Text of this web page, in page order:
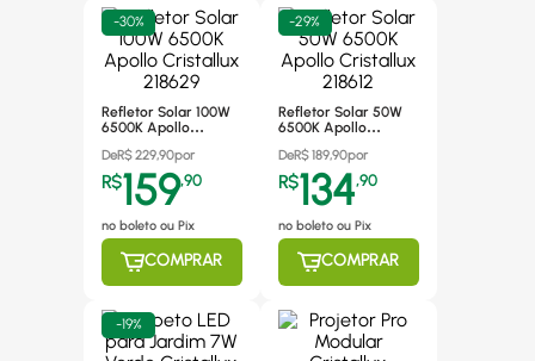
-30%
Refletor Solar 100W
6500K Apollo
DeR$229,90por
R$159,90
no boleto ou Pix
COMPRAR
-29%
Refletor Solar 50W
6500K Apollo
DeR$189,90por
R$134,90
no boleto ou Pix
COMPRAR
-19%